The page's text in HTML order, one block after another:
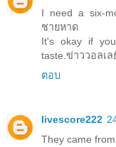
I need a six-
ชายหาด
It's okay if
taste.ข่าววอลเ
ตอบ
livescore222
They came